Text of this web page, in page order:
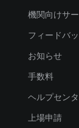
機関向けサ
フィードバ
お知らせ
手数料
ヘルプセン
上場申請